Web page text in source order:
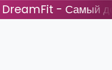
DreamFit - Самый